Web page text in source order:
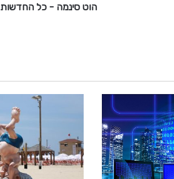
ש
ו
ת
הוט סינמה - כל החדשות